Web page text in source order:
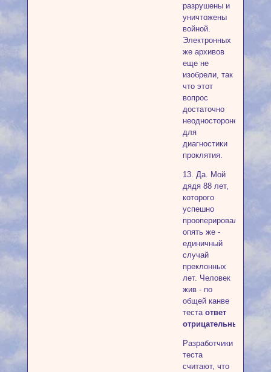
разрушены и
уничтожены
войной.
Электронных
же архивов
еще не
изобрели, так
что этот
вопрос
достаточно
неодносторонен
для
диагностики
проклятия.
13. Да. Мой
дядя 88 лет,
которого
успешно
прооперировали,
опять же -
единичный
случай
преклонных
лет. Человек
жив - по
общей канве
теста ответ
отрицательный.
Разработчики
теста
считают, что